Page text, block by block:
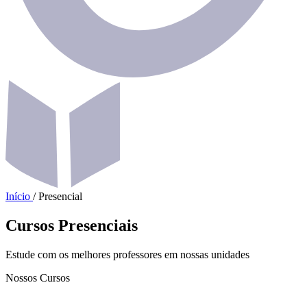
Início / Presencial
Cursos Presenciais
Estude com os melhores professores em nossas unidades
Nossos Cursos